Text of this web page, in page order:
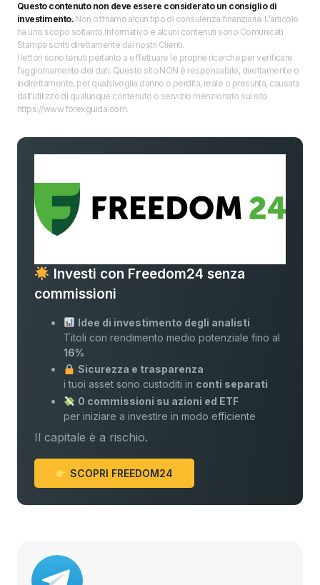
Questo contenuto non deve essere considerato un consiglio di
investimento.Non offriamo alcun tipo di consulenza finanziaria. L’articolo
ha uno scopo soltanto informativo e alcuni contenuti sono Comunicati
Stampa scritti direttamente dai nostri Clienti.
I lettori sono tenuti pertanto a effettuare le proprie ricerche per verificare
l’aggiornamento dei dati. Questo sito NON è responsabile, direttamente o
indirettamente, per qualsivoglia danno o perdita, reale o presunta, causata
dall'utilizzo di qualunque contenuto o servizio menzionato sul sito
https://www.forexguida.com.
Investi con Freedom24 senza
commissioni
Idee di investimento degli analisti
Titoli con rendimento medio potenziale fino al
16%
Sicurezza e trasparenza
i tuoi asset sono custoditi in conti separati
0 commissioni su azioni ed ETF
per iniziare a investire in modo efficiente
Il capitale è a rischio.
SCOPRI FREEDOM24